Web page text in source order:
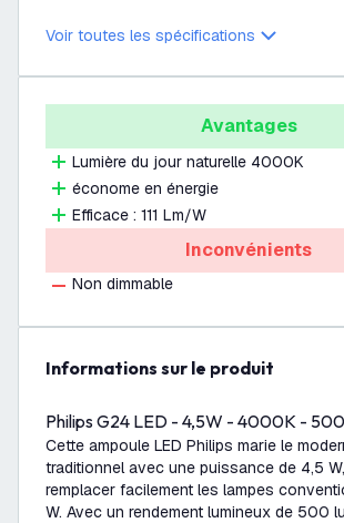
Voir toutes les spécifications
Avantages
Lumière du jour naturelle 4000K
économe en énergie
Efficace : 111 Lm/W
Inconvénients
Non dimmable
Informations sur le produit
Philips G24 LED - 4,5W - 4000K -
Cette ampoule LED Philips marie le
traditionnel avec une puissance de 4,5
remplacer facilement les lampes
W. Avec un rendement lumineux de 500